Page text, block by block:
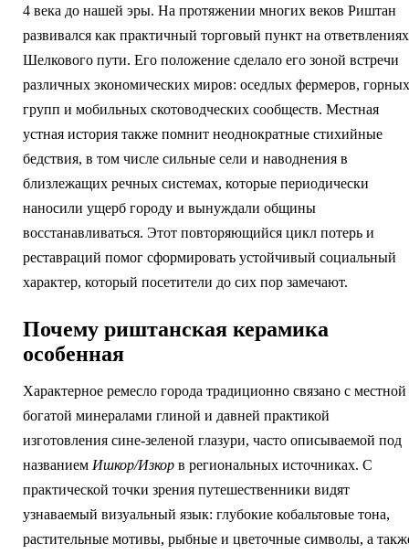
4 века до нашей эры. На протяжении многих веков Риштан
развивался как практичный торговый пункт на ответвлениях
Шелкового пути. Его положение сделало его зоной встречи
различных экономических миров: оседлых фермеров, горных
групп и мобильных скотоводческих сообществ. Местная
устная история также помнит неоднократные стихийные
бедствия, в том числе сильные сели и наводнения в
близлежащих речных системах, которые периодически
наносили ущерб городу и вынуждали общины
восстанавливаться. Этот повторяющийся цикл потерь и
реставраций помог сформировать устойчивый социальный
характер, который посетители до сих пор замечают.
Почему риштанская керамика
особенная
Характерное ремесло города традиционно связано с местной
богатой минералами глиной и давней практикой
изготовления сине-зеленой глазури, часто описываемой под
названием Ишкор/Изкорв региональных источниках. С
практической точки зрения путешественники видят
узнаваемый визуальный язык: глубокие кобальтовые тона,
растительные мотивы, рыбные и цветочные символы, а